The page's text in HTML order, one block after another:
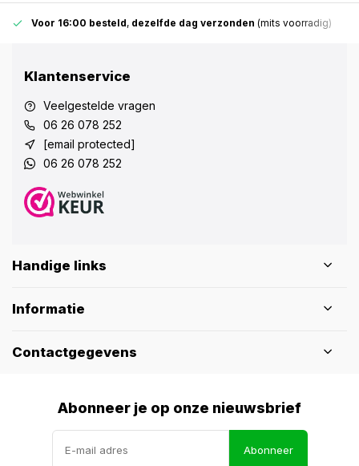
Voor 16:00 besteld, dezelfde dag verzonden (mits voorradig)
Klantenservice
Veelgestelde vragen
06 26 078 252
[email protected]
06 26 078 252
Handige links
Informatie
Contactgegevens
Abonneer je op onze nieuwsbrief
Abonneer